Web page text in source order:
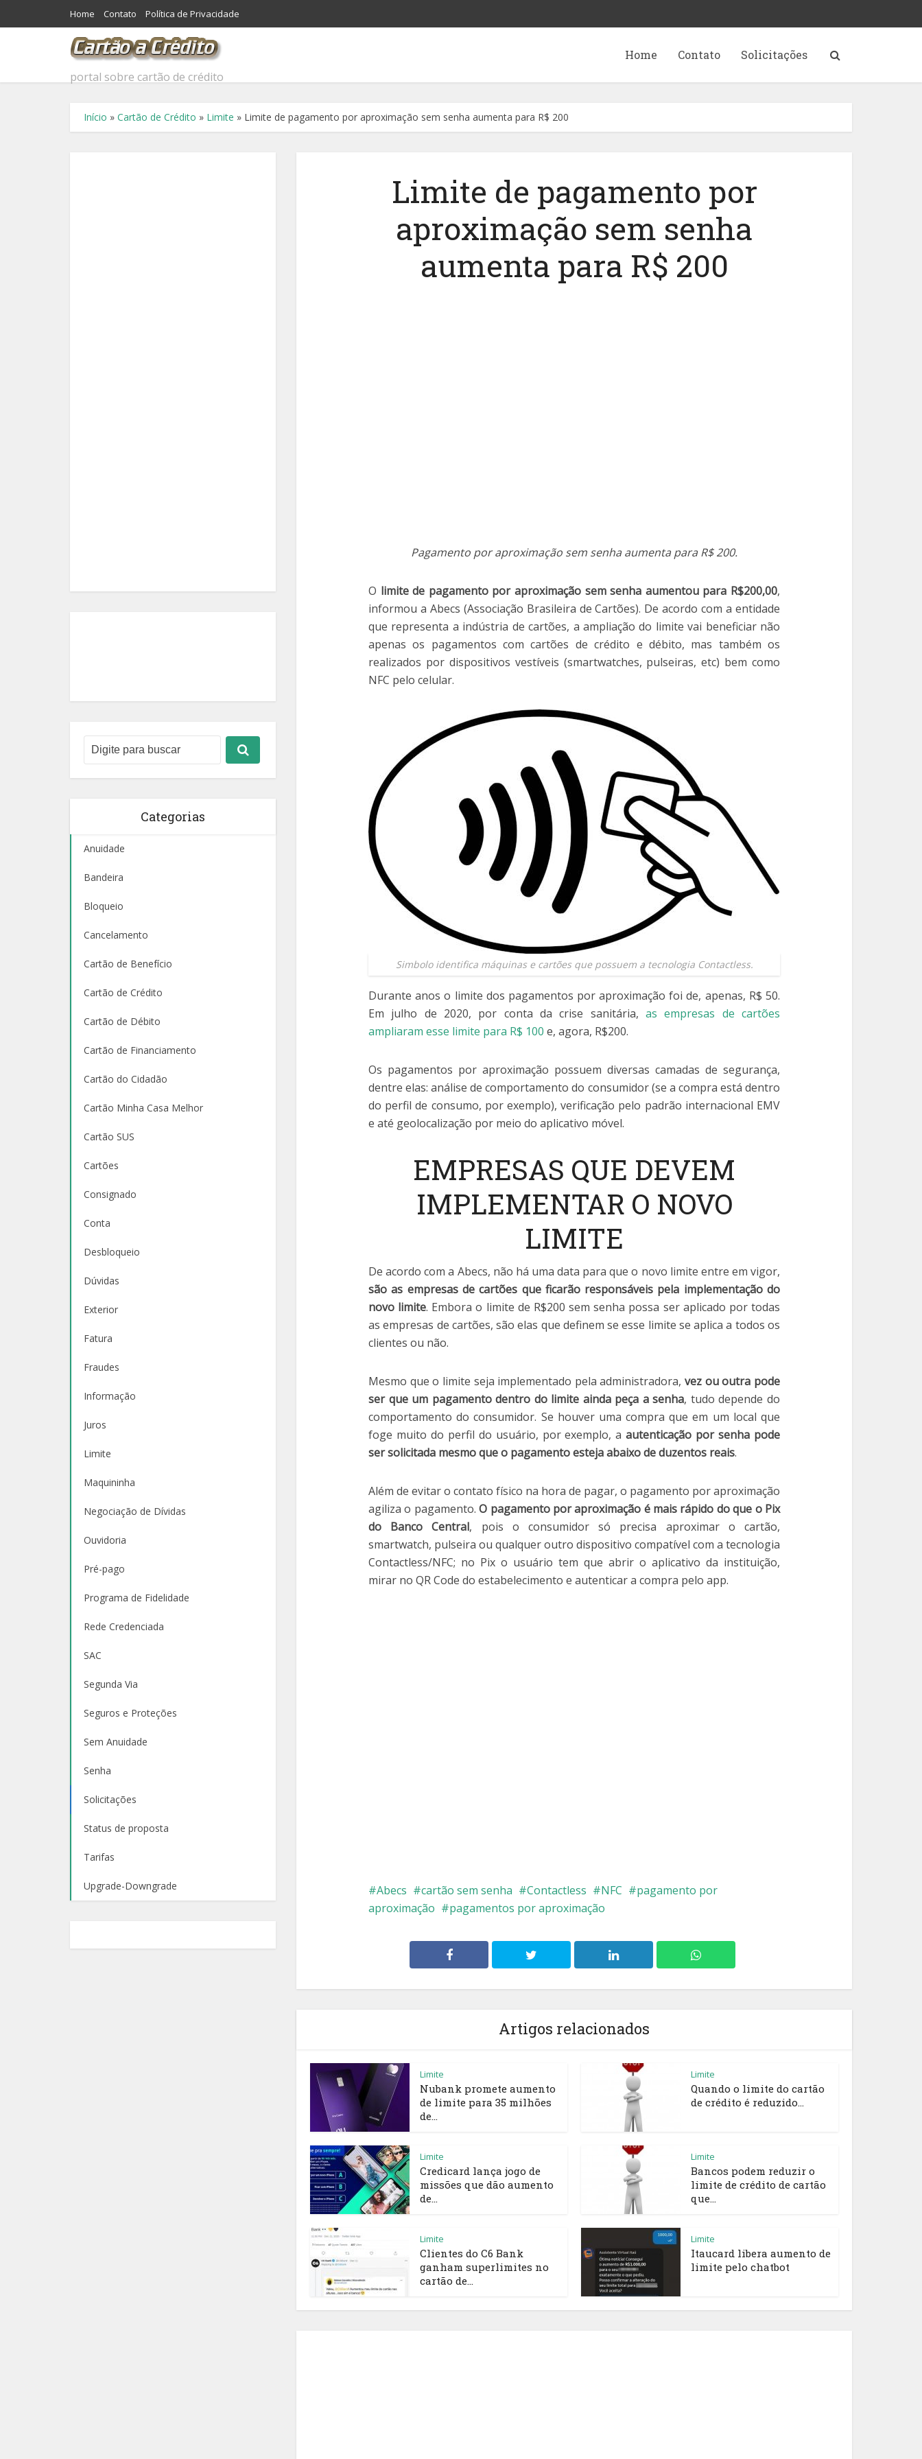
Home Contato Política de Privacidade
portal sobre cartão de crédito
Home Contato Solicitações
Início » Cartão de Crédito » Limite » Limite de pagamento por aproximação sem senha aumenta para R$ 200
Categorias
Anuidade
Bandeira
Bloqueio
Cancelamento
Cartão de Benefício
Cartão de Crédito
Cartão de Débito
Cartão de Financiamento
Cartão do Cidadão
Cartão Minha Casa Melhor
Cartão SUS
Cartões
Consignado
Conta
Desbloqueio
Dúvidas
Exterior
Fatura
Fraudes
Informação
Juros
Limite
Maquininha
Negociação de Dívidas
Ouvidoria
Pré-pago
Programa de Fidelidade
Rede Credenciada
SAC
Segunda Via
Seguros e Proteções
Sem Anuidade
Senha
Solicitações
Status de proposta
Tarifas
Upgrade-Downgrade
Limite de pagamento por
aproximação sem senha
aumenta para R$ 200
Pagamento por aproximação sem senha aumenta para R$ 200.
O limite de pagamento por aproximação sem senha aumentou para R$200,00,
informou a Abecs (Associação Brasileira de Cartões). De acordo com a entidade
que representa a indústria de cartões, a ampliação do limite vai beneficiar não
apenas os pagamentos com cartões de crédito e débito, mas também os
realizados por dispositivos vestíveis (smartwatches, pulseiras, etc) bem como
NFC pelo celular.
Simbolo identifica máquinas e cartões que possuem a tecnologia Contactless.
Durante anos o limite dos pagamentos por aproximação foi de, apenas, R$ 50.
Em julho de 2020, por conta da crise sanitária, as empresas de cartões
ampliaram esse limite para R$ 100 e, agora, R$200.
Os pagamentos por aproximação possuem diversas camadas de segurança,
dentre elas: análise de comportamento do consumidor (se a compra está dentro
do perfil de consumo, por exemplo), verificação pelo padrão internacional EMV
e até geolocalização por meio do aplicativo móvel.
EMPRESAS QUE DEVEM
IMPLEMENTAR O NOVO
LIMITE
De acordo com a Abecs, não há uma data para que o novo limite entre em vigor,
são as empresas de cartões que ficarão responsáveis pela implementação do
novo limite. Embora o limite de R$200 sem senha possa ser aplicado por todas
as empresas de cartões, são elas que definem se esse limite se aplica a todos os
clientes ou não.
Mesmo que o limite seja implementado pela administradora,vez ou outra pode
ser que um pagamento dentro do limite ainda peça a senha, tudo depende do
comportamento do consumidor. Se houver uma compra que em um local que
foge muito do perfil do usuário, por exemplo, aautenticação por senha pode
ser solicitada mesmo que o pagamento esteja abaixo de duzentos reais.
Além de evitar o contato físico na hora de pagar, o pagamento por aproximação
agiliza o pagamento.O pagamento por aproximação é mais rápido do que o Pix
do Banco Central, pois o consumidor só precisa aproximar o cartão,
smartwatch, pulseira ou qualquer outro dispositivo compatível com a tecnologia
Contactless/NFC; no Pix o usuário tem que abrir o aplicativo da instituição,
mirar no QR Code do estabelecimento e autenticar a compra pelo app.
Abecs cartão sem senha Contactless NFC
pagamento por
aproximação
pagamentos por aproximação
Artigos relacionados
Limite
Nubank promete aumento
de limite para 35 milhões
de...
Limite
Quando o limite do cartão
de crédito é reduzido...
Limite
Credicard lança jogo de
missões que dão aumento
de...
Limite
Bancos podem reduzir o
limite de crédito de cartão
que...
Limite
Clientes do C6 Bank
ganham superlimites no
cartão de...
Limite
Itaucard libera aumento de
limite pelo chatbot